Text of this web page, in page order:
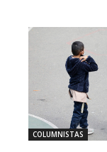
COLUMNISTAS